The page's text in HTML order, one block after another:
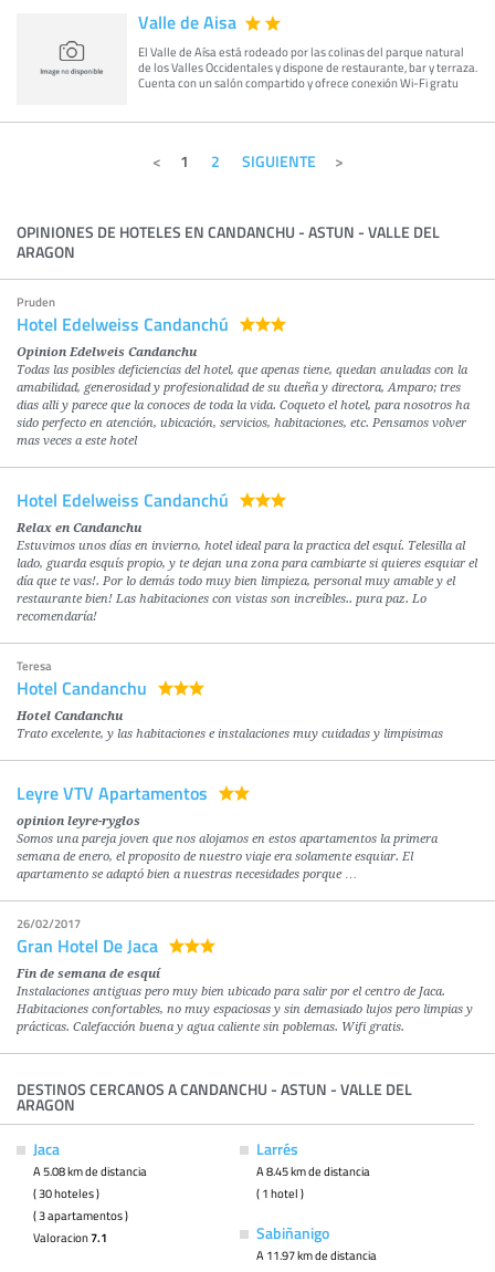
Valle de Aisa
El Valle de Aísa está rodeado por las colinas del parque natural
de los Valles Occidentales y dispone de restaurante, bar y terraza.
Cuenta con un salón compartido y ofrece conexión Wi-Fi gratu
1 2 SIGUIENTE
OPINIONES DE HOTELES EN CANDANCHU - ASTUN - VALLE DEL
ARAGON
Pruden
Hotel Edelweiss Candanchú
Opinion Edelweis Candanchu
Todas las posibles deficiencias del hotel, que apenas tiene, quedan anuladas con la
amabilidad, generosidad y profesionalidad de su dueña y directora, Amparo; tres
dias alli y parece que la conoces de toda la vida. Coqueto el hotel, para nosotros ha
sido perfecto en atención, ubicación, servicios, habitaciones, etc. Pensamos volver
mas veces a este hotel
Hotel Edelweiss Candanchú
Relax en Candanchu
Estuvimos unos días en invierno, hotel ideal para la practica del esquí. Telesilla al
lado, guarda esquís propio, y te dejan una zona para cambiarte si quieres esquiar el
día que te vas!. Por lo demás todo muy bien limpieza, personal muy amable y el
restaurante bien! Las habitaciones con vistas son increíbles.. pura paz. Lo
recomendaría!
Teresa
Hotel Candanchu
Hotel Candanchu
Trato excelente, y las habitaciones e instalaciones muy cuidadas y limpisimas
Leyre VTV Apartamentos
opinion leyre-ryglos
Somos una pareja joven que nos alojamos en estos apartamentos la primera
semana de enero, el proposito de nuestro viaje era solamente esquiar. El
apartamento se adaptó bien a nuestras necesidades porque …
26/02/2017
Gran Hotel De Jaca
Fin de semana de esquí
Instalaciones antiguas pero muy bien ubicado para salir por el centro de Jaca.
Habitaciones confortables, no muy espaciosas y sin demasiado lujos pero limpias y
prácticas. Calefacción buena y agua caliente sin poblemas. Wifi gratis.
DESTINOS CERCANOS A CANDANCHU - ASTUN - VALLE DEL
ARAGON
Jaca
A 5.08 km de distancia
( 30 hoteles )
( 3 apartamentos )
Valoracion7.1
Larrés
A 8.45 km de distancia
( 1 hotel )
Sabiñanigo
A 11.97 km de distancia